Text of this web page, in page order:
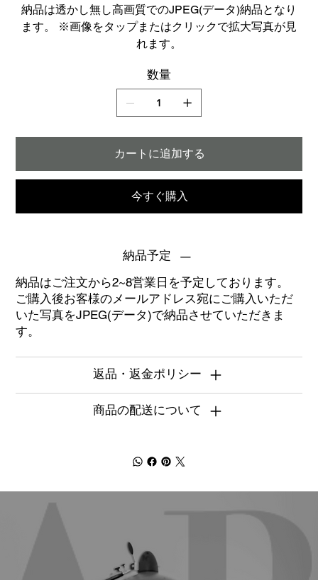
納品は透かし無し高画質でのJPEG(データ)納品となり
ます。 ※画像をタップまたはクリックで拡大写真が見
れます。
数量
カートに追加する
今すぐ購入
納品予定
納品はご注文から2~8営業日を予定しております。
ご購入後お客様のメールアドレス宛にご購入いただ
いた写真をJPEG(データ)で納品させていただきま
す。
返品・返金ポリシー
商品の配送について